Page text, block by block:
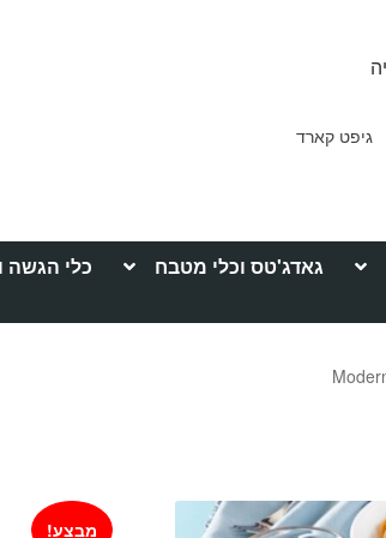
גיפט קארד
גאדג'טס וכלי מטבח כלי הגשה
מבצע!